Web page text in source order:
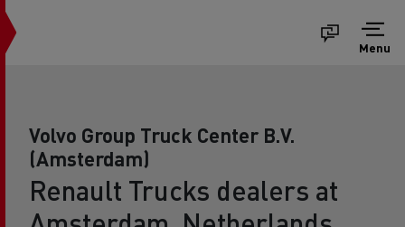
Menu
Volvo Group Truck Center B.V.
(Amsterdam)
Renault Trucks dealers at